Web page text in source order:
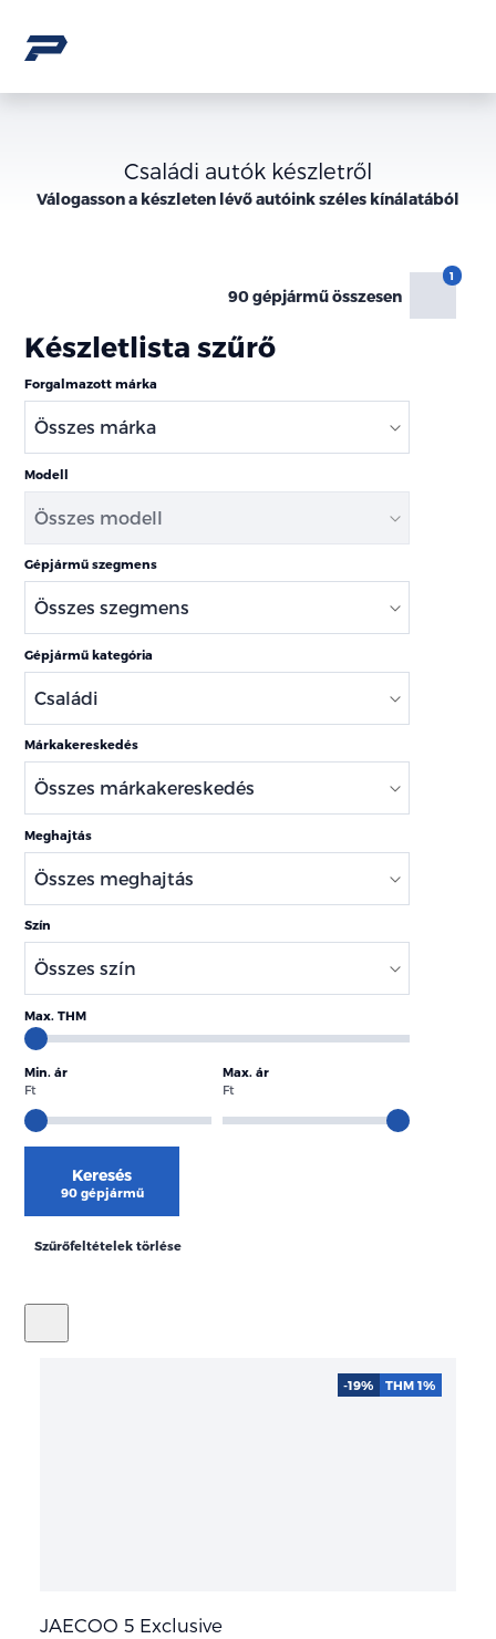
Családi autók készletről
Válogasson a készleten lévőautóink széles kínálatából
90 gépjármű összesen
Készletlista szűrő
Forgalmazott márka
Modell
Gépjármű szegmens
Gépjármű kategória
Márkakereskedés
Meghajtás
Szín
Max. THM
Min. ár
Ft
Max. ár
Ft
Keresés
90 gépjármű
Szűrőfeltételek törlése
JAECOO 5 Exclusive
-19% THM 1%